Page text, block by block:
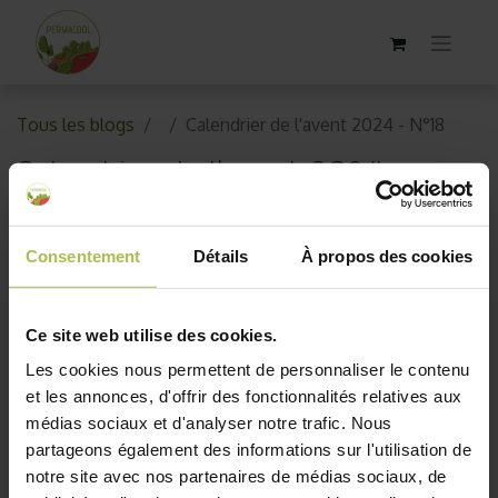
Consentement Détails À propos des cookies
Ce site web utilise des cookies.
Les cookies nous permettent de personnaliser le contenu
et les annonces, d'offrir des fonctionnalités relatives aux
médias sociaux et d'analyser notre trafic. Nous
partageons également des informations sur l'utilisation de
notre site avec nos partenaires de médias sociaux, de
Tous les blogs Calendrier de l'avent 2024 - N°18
Calendrier de l'avent 2024 -
N°18